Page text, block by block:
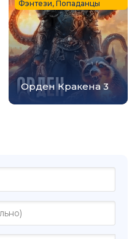
Орден Кракена 3
Фэнтези, Попаданцы